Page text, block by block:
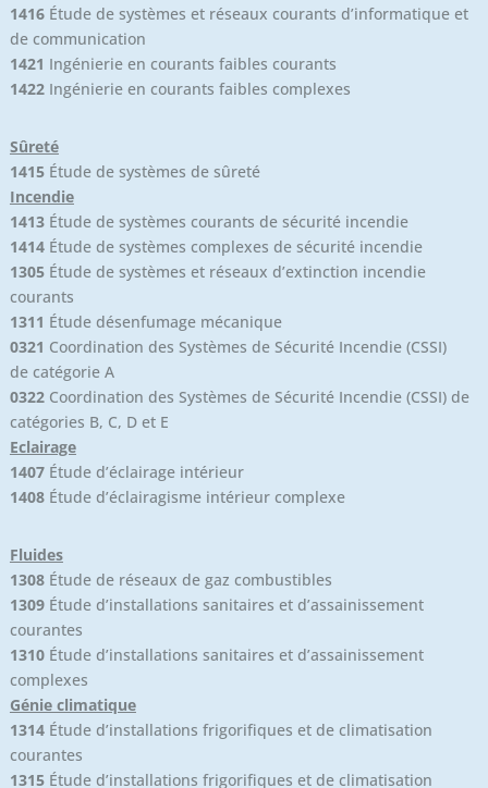
1416Étude de systèmes et réseaux courants d’informatique et
de communication
1421 Ingénierie en courants faibles courants
1422Ingénierie en courants faibles complexes
Sûreté
1415Étude de systèmes de sûreté
Incendie
1413Étude de systèmes courants de sécurité incendie
1414Étude de systèmes complexes de sécurité incendie
1305Étude de systèmes et réseaux d’extinction incendie
courants
1311 Étude désenfumage mécanique
0321 Coordination des Systèmes de Sécurité Incendie (CSSI)
de catégorie A
0322Coordination des Systèmes de Sécurité Incendie (CSSI) de
catégories B, C, D et E
Eclairage
1407Étude d’éclairage intérieur
1408Étude d’éclairagisme intérieur complexe
Fluides
1308Étude de réseaux de gaz combustibles
1309Étude d’installations sanitaires et d’assainissement
courantes
1310Étude d’installations sanitaires et d’assainissement
complexes
Génie climatique
1314Étude d’installations frigorifiques et de climatisation
courantes
1315Étude d’installations frigorifiques et de climatisation